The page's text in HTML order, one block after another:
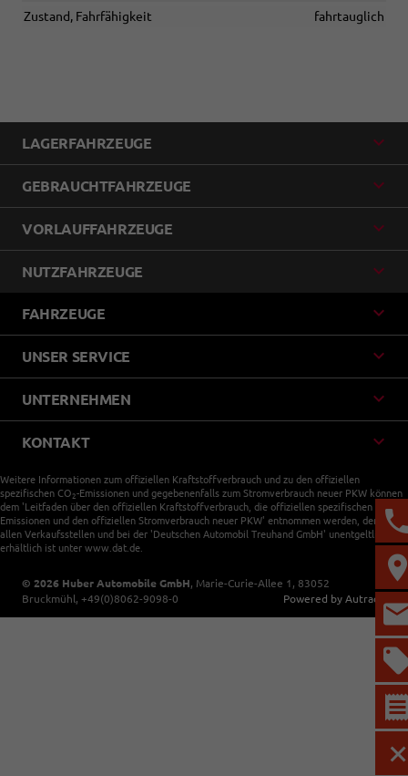
Zustand, Fahrfähigkeit
fahrtauglich
LAGERFAHRZEUGE
GEBRAUCHTFAHRZEUGE
VORLAUFFAHRZEUGE
NUTZFAHRZEUGE
FAHRZEUGE
UNSER SERVICE
UNTERNEHMEN
KONTAKT
Weitere Informationen zum offiziellen Kraftstoffverbrauch und zu den offiziellen
spezifischen CO 2-Emissionen und gegebenenfalls zum Stromverbrauch neuer PKW können
dem 'Leitfaden über den offiziellen Kraftstoffverbrauch, die offiziellen spezifischen CO2
Emissionen und den offiziellen Stromverbrauch neuer PKW' entnommen werden, der an
allen Verkaufsstellen und bei der 'Deutschen Automobil Treuhand GmbH' unentgeltlich
erhältlich ist unter www.dat.de.
© 2026 Huber Automobile GmbH, Marie-Curie-Allee 1 , 83052
Bruckmühl, +49(0)8062-9098-0 Powered by Autrado